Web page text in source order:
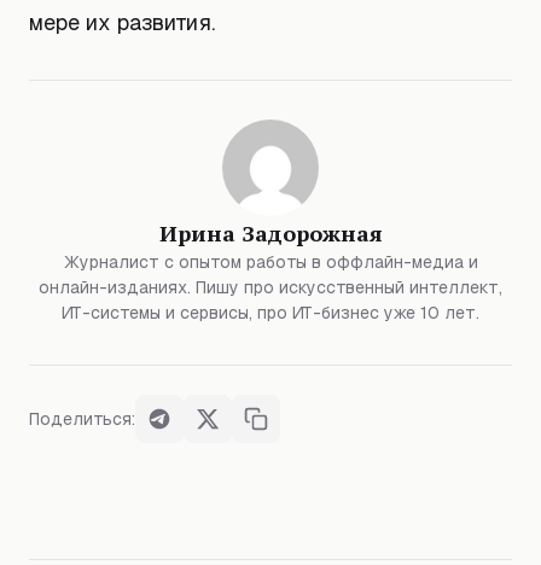
мере их развития.
Ирина Задорожная
Журналист с опытом работы в оффлайн-медиа и
онлайн-изданиях. Пишу про искусственный интеллект,
ИТ-системы и сервисы, про ИТ-бизнес уже 10 лет.
Поделиться: